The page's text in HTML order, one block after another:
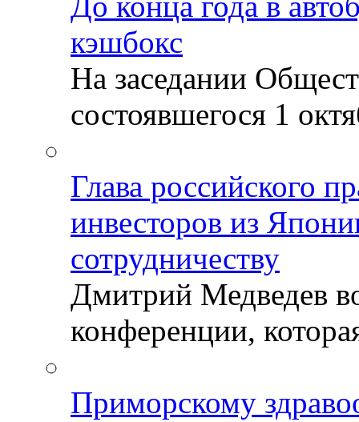
кэшбокс
На заседании
состоявшегося 1
Глава российского
инвесторов из
сотрудничеству
Дмитрий Медведев
конференции,
Приморскому